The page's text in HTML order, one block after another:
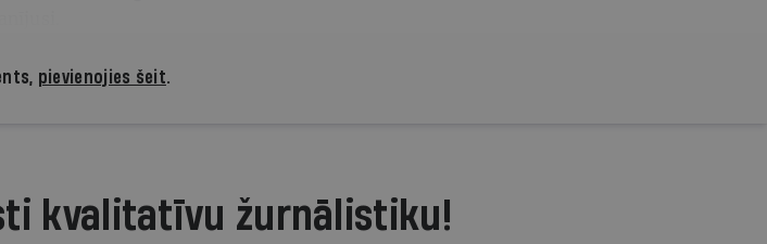
pievienojies šeit.
kvalitatīvu žurnālistiku!